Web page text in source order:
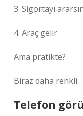
3. Sigortayı ararsın
4. Araç gelir
Ama pratikte?
Biraz daha renkli.
Telefon